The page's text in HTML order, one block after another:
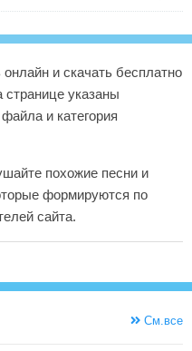
и скачать бесплатно
указаны
и категория
похожие песни и
формируются по
сайта.
См.все